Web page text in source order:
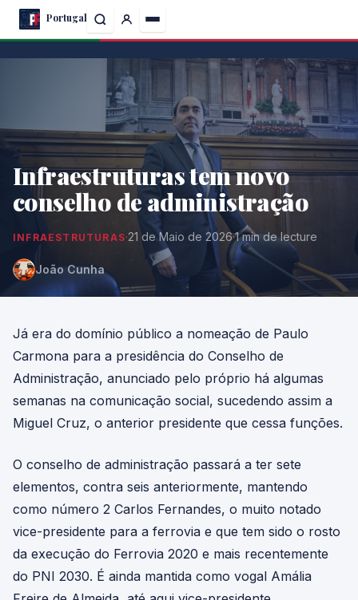
Skip
Portugal
Infraestruturas tem novo
conselho de administração
INFRAESTRUTURAS·21 de Maio de 2026·1 min de lecture
João Cunha
Já era do domínio público a nomeação de Paulo
Carmona para a presidência do Conselho de
Administração, anunciado pelo próprio há algumas
semanas na comunicação social, sucedendo assim a
Miguel Cruz, o anterior presidente que cessa funções.
O conselho de administração passará a ter sete
elementos, contra seis anteriormente, mantendo
como número 2 Carlos Fernandes, o muito notado
vice-presidente para a ferrovia e que tem sido o rosto
da execução do Ferrovia 2020 e mais recentemente
do PNI 2030. É ainda mantida como vogal Amália